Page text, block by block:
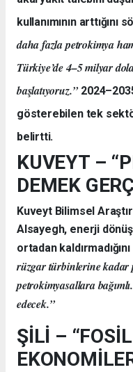
kullanımının arttığını
daha fazla petrokimya
Türkiye’de 4–5 milyar
başlatıyoruz.”
gösterebilen tek
belirtti.
KUVEYT –
DEMEK
Kuveyt Bilimsel
Alsayegh, enerji
ortadan
rüzgar türbinlerine kadar
petrokimyasallara
edecek.”
ŞİLİ –